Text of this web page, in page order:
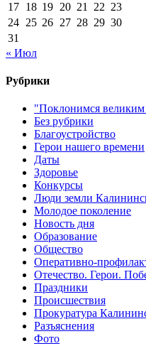
17 18 19 20 21 22 23
24 25 26 27 28 29 30
31
« Июл
Рубрики
"Поклонимся
Без рубрики
Благоустройство
Герои нашего времени
Даты
Здоровье
Конкурсы
Люди земли
Молодое поколение
Новость дня
Образование
Общество
Оперативно-
Отечество. Герои.
Праздники
Происшествия
Прокуратура
Разъяснения
Фото